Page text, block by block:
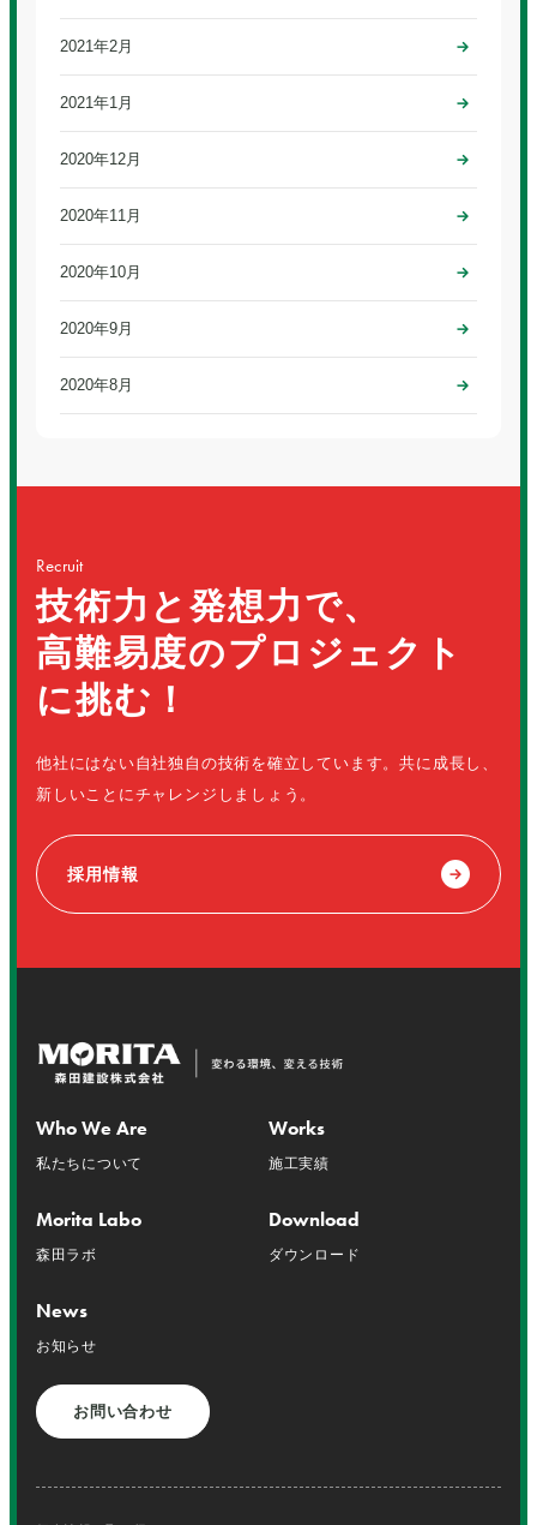
2021年2月
2021年1月
2020年12月
2020年11月
2020年10月
2020年9月
2020年8月
Recruit
技術力と発想力で、
高難易度のプロジェクト
に挑む！
他社にはない自社独自の技術を確立しています。共に成長し、
新しいことにチャレンジしましょう。
採用情報
Who We Are
私たちについて
Works
施工実績
Morita Labo
森田ラボ
News
お知らせ
Download
ダウンロード
お問い合わせ